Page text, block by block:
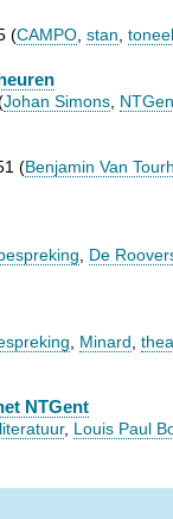
(CAMPO stan toneel
Johan Simons
(Benjamin Van
De
Minard
NTGent
literatuur, Louis Paul